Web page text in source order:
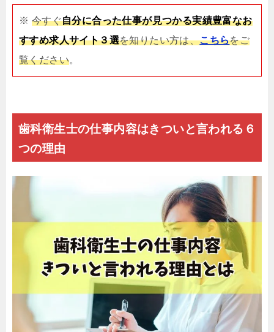
※ 今すぐ自分に合った仕事が見つかる実績豊富なお
すすめ求人サイト３選を知りたい方は、こちらをご
覧ください。
歯科衛生士の仕事内容はきついと言われる６
つの理由